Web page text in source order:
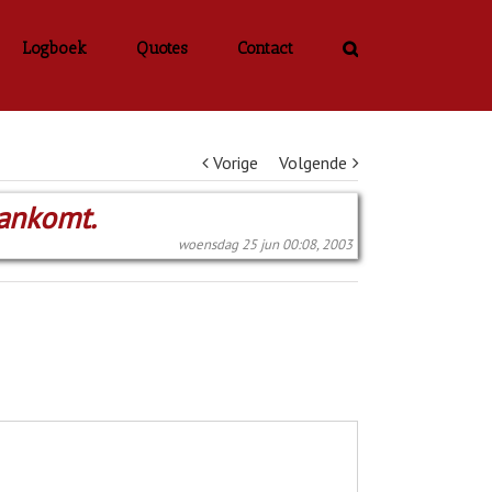
Logboek Quotes Contact
Vorige Volgende
woensdag 25 jun 00:08, 2003